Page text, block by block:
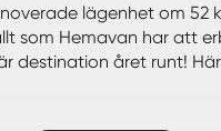
lägenhet om
som Hemavan har att
destination året runt!